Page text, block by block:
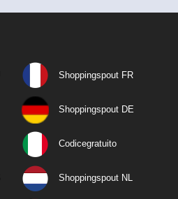
Shoppingspout FR
Shoppingspout DE
Codicegratuito
Shoppingspout NL